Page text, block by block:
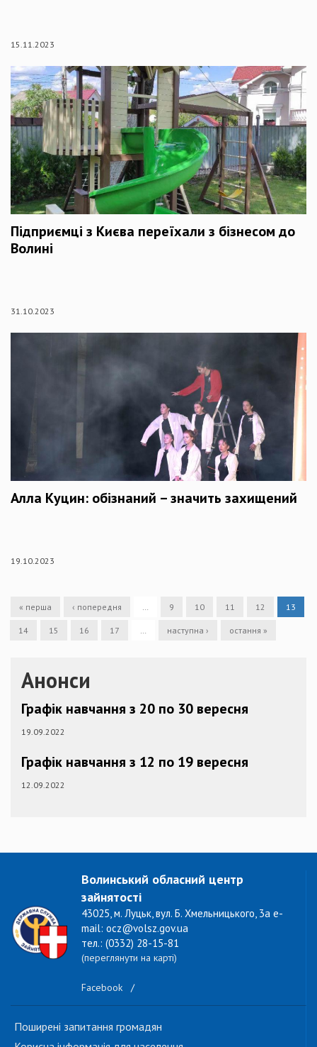
15.11.2023
Підприємці з Києва переїхали з бізнесом до
Волині
31.10.2023
Алла Куцин: обізнаний – значить захищений
19.10.2023
« перша ‹ попередня 9 10 11 12 13
14 15 16 17 наступна › остання »
Анонси
Графік навчання з 20 по 30 вересня
19.09.2022
Графік навчання з 12 по 19 вересня
12.09.2022
Волинський обласний центр
зайнятості
43025, м. Луцьк, вул. Б. Хмельницького, 3а e-
mail: ocz@volsz.gov.ua
тел.: (0332) 28-15-81
(переглянути на карті)
Facebook /
Поширені запитання громадян